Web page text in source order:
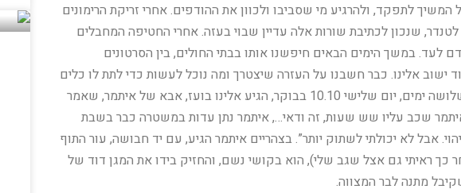
לתפקד, ולהרגיע מי שסביבו ולכוון את ההודפים. אחרי זריקת הרימונים
כולל אלון לטנדר, שנכון לכתיבת שורות אלה עדיין שבוי בעזה. אחרי החטיפה המחבלים
לעד. במשך הימים הבאים חיפשנו אותו בבתי החולים, בין הסרטונים
ישוב אלינו. כבר חשבנו על העזרה שיצטרך ומה נוכל לעשות כדי לתת לו כלים
להתמודדות שיחזור הביתה. לאחר שלושה ימים, יום שלישי 10.10 בבוקר, הגיע אלינו בועז, אבא של איתמר, שאמר
שכב עליו שש שעות, זה ודאי…, איתמר נתן עדות במשטרה כבר בשבת
אבל לא יכולתי לשתוק יותר”. בצהריים איתמר הגיע, עם יד חבושה, עור התוף
כך ראיתי גם אצל שגב שלי), הוא בקושי נשם, והחזיק בידו את המגן דוד של
מתנה לבר המצווה.